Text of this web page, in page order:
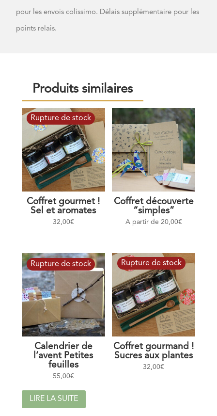
pour les envois colissimo. Délais supplémentaire pour les
points relais.
Produits similaires
Coffret gourmet !
Sel et aromates
32,00€
Coffret découverte
“simples”
A partir de 20,00€
Calendrier de
l’avent Petites
feuilles
55,00€
LIRE LA SUITE
Coffret gourmand !
Sucres aux plantes
32,00€